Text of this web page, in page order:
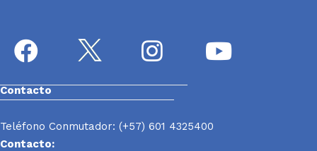
Contacto
Teléfono Conmutador: (+57) 601 4325400
Contacto: